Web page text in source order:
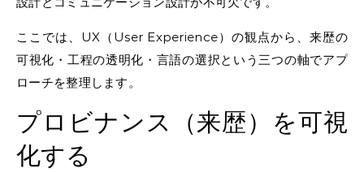
ここでは、UX（User Experience）の観点から、来歴の
可視化・工程の透明化・言語の選択という三つの軸でアプ
ローチを整理します。
プロビナンス（来歴）を可視
化する